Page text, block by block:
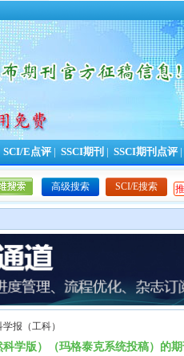
SCI/E点评 SSCI期刊 SSCI期刊点评
高级搜索 SCI/E搜索
报（工科）
学版）（玛格泰克系统投稿）的